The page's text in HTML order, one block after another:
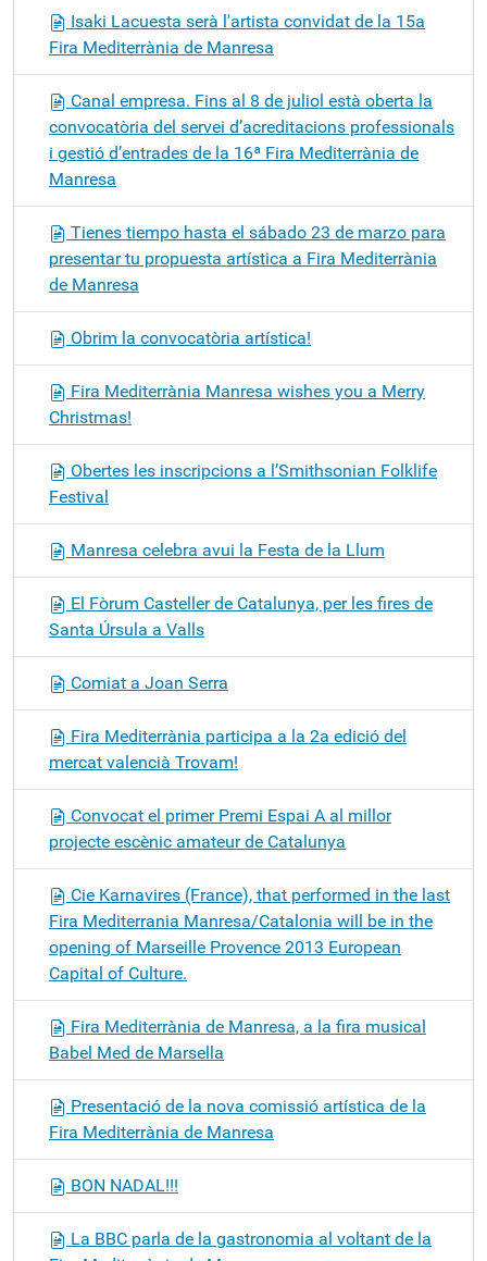
Isaki Lacuesta serà l'artista convidat de la 15a
Fira Mediterrània de Manresa
Canal empresa. Fins al 8 de juliol està oberta la
convocatòria del servei d’acreditacions professionals
i gestió d’entrades de la 16ª Fira Mediterrània de
Manresa
Tienes tiempo hasta el sábado 23 de marzo para
presentar tu propuesta artística a Fira Mediterrània
de Manresa
Obrim la convocatòria artística!
Fira Mediterrània Manresa wishes you a Merry
Christmas!
Obertes les inscripcions a l’Smithsonian Folklife
Festival
Manresa celebra avui la Festa de la Llum
El Fòrum Casteller de Catalunya, per les fires de
Santa Úrsula a Valls
Comiat a Joan Serra
Fira Mediterrània participa a la 2a edició del
mercat valencià Trovam!
Convocat el primer Premi Espai A al millor
projecte escènic amateur de Catalunya
Cie Karnavires (France), that performed in the last
Fira Mediterrania Manresa/Catalonia will be in the
opening of Marseille Provence 2013 European
Capital of Culture.
Fira Mediterrània de Manresa, a la fira musical
Babel Med de Marsella
Presentació de la nova comissió artística de la
Fira Mediterrània de Manresa
BON NADAL!!!
La BBC parla de la gastronomia al voltant de la